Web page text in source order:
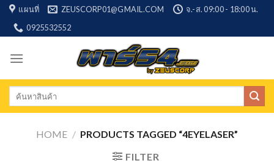
Skip
content
แผนที่ ZEUSCORP01@GMAIL.COM
จ.-ส. 09:00 - 18:00 น.
0925532552
Search
HOME / PRODUCTS TAGGED “4EYELASER”
FILTER